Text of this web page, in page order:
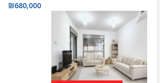
₪680,000